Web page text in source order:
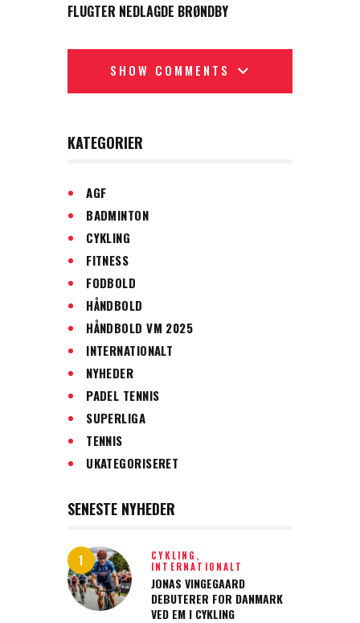
FLUGTER NEDLAGDE BRØNDBY
SHOW COMMENTS
KATEGORIER
AGF
BADMINTON
CYKLING
FITNESS
FODBOLD
HÅNDBOLD
HÅNDBOLD VM 2025
INTERNATIONALT
NYHEDER
PADEL TENNIS
SUPERLIGA
TENNIS
UKATEGORISERET
SENESTE NYHEDER
CYKLING,
INTERNATIONALT
JONAS VINGEGAARD
DEBUTERER FOR DANMARK
VED EM I CYKLING